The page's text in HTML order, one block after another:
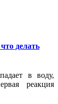
делать
в воду,
реакция